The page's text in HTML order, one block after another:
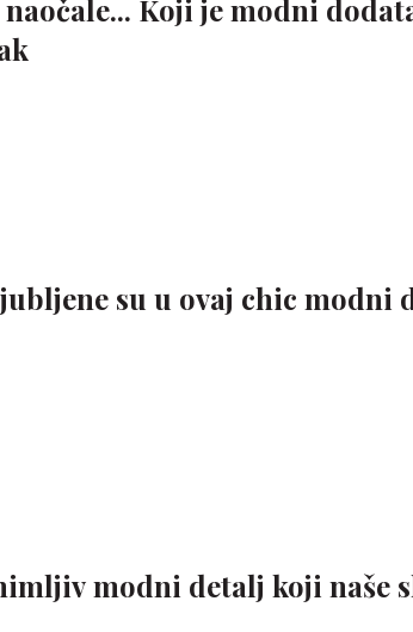
Koji je modni
su u ovaj chic modni
modni detalj koji naše